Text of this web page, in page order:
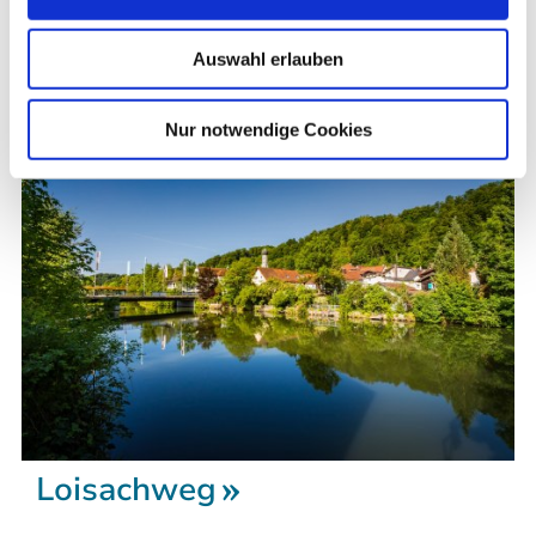
Auswahl erlauben
Nur notwendige Cookies
Unsere schönsten Wandertouren in und um
Wolfratshausen auf einen Blick.
Wolfratshausen
Loisachweg